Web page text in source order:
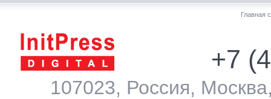
Главная
+7
107023, Россия,